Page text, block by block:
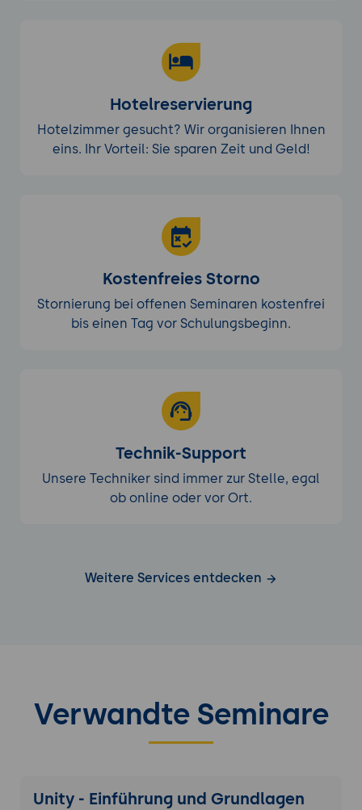
Hotelreservierung
Hotelzimmer gesucht? Wir organisieren Ihnen
eins. Ihr Vorteil: Sie sparen Zeit und Geld!
Kostenfreies Storno
Stornierung bei offenen Seminaren kostenfrei
bis einen Tag vor Schulungsbeginn.
Technik-Support
Unsere Techniker sind immer zur Stelle, egal
ob online oder vor Ort.
Weitere Services entdecken
Verwandte Seminare
Unity - Einführung und Grundlagen